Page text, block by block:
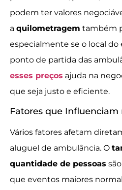
podem ter valores
a quilometragem também
especialmente se o local
ponto de partida das
esses preços ajuda na
que seja justo e eficiente.
Fatores que Influenciam
Vários fatores afetam
aluguel de ambulância. O
quantidade de pessoas
que eventos maiores